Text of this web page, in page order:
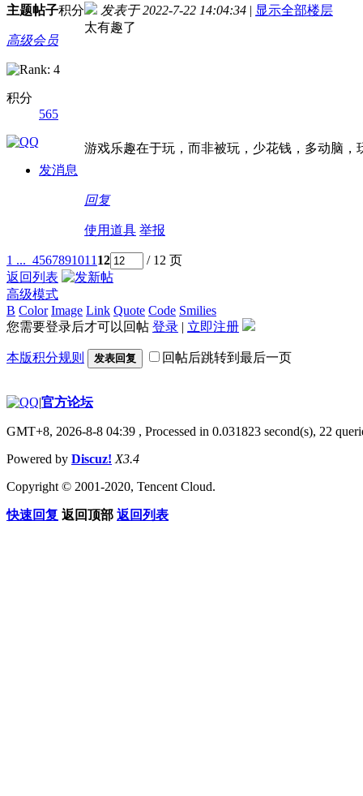
主题帖子积分
高级会员
积分
565
发消息
发表于 2022-7-22 14:04:34 | 显示全部楼层
太有趣了
游戏乐趣在于玩，而非被玩，少花钱，多动脑，
回复
使用道具 举报
1 ... 4567891011 12
/ 12 页
返回列表
高级模式
B Color Image Link Quote Code Smilies
您需要登录后才可以回帖 登录 | 立即注册
本版积分规则 发表回复 回帖后跳转到最后一页
|官方论坛
GMT+8, 2026-8-8 04:39 , Processed in 0.031823 second(s), 22
Powered by Discuz! X3.4
Copyright © 2001-2020, Tencent Cloud.
快速回复 返回顶部 返回列表